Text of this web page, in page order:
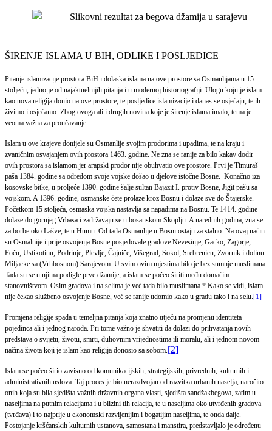
ŠIRENJE ISLAMA U BIH, ODLIKE I POSLJEDICE
Pitanje islamizacije prostora BiH i dolaska islama na ove prostore sa Osmanlijama u 15.
stoljeću, jedno je od najaktuelnijih pitanja i u modernoj historiografiji. Ulogu koju je islam
kao nova religija donio na ove prostore, te posljedice islamizacije i danas se osjećaju, te ih
živimo i osjećamo. Zbog ovoga ali i drugih novina koje je širenje islama imalo, tema je
veoma važna za proučavanje.
Islam u ove krajeve donijele su Osmanlije svojim prodorima i upadima, te na kraju i
zvaničnim osvajanjem ovih prostora 1463. godine. Ne zna se ranije za bilo kakav dodir
ovih prostora sa islamom jer arapski prodor nije obuhvatio ove prostore. Prvi je Timuraš
paša 1384. godine sa odredom svoje vojske došao u djelove istočne Bosne. Konačno iza
kosovske bitke, u proljeće 1390. godine šalje sultan Bajazit I. protiv Bosne, Jigit pašu sa
vojskom. A 1396. godine, osmanske čete prolaze kroz Bosnu i dolaze sve do Štajerske.
Početkom 15 stoljeća, osmaska vojska nastavlja sa napadima na Bosnu. Te 1414. godine
dolaze do gornjeg Vrbasa i zadržavaju se u bosanskom Skoplju. A narednih godina, zna se
za borbe oko Lašve, te u Humu. Od tada Osmanlije u Bosni ostaju za stalno. Na ovaj način
su Osmalnije i prije osvojenja Bosne posjedovale gradove Nevesinje, Gacko, Zagorje,
Foču, Ustikotinu, Podrinje, Plevlje, Čajniče, Višegrad, Sokol, Srebrenicu, Zvornik i dolinu
Miljacke sa (Vrhbosnom) Sarajevom. U svim ovim mjestima bilo je bez sumnje muslimana.
Tada su se u njima podigle prve džamije, a islam se počeo širiti među domaćim
stanovništvom. Osim gradova i na selima je već tada bilo muslimana.* Kako se vidi, islam
nije čekao službeno osvojenje Bosne, već se ranije udomio kako u gradu tako i na selu.[1]
Promjena religije spada u temeljna pitanja koja znatno utječu na promjenu identiteta
pojedinca ali i jednog naroda. Pri tome važno je shvatiti da dolazi do prihvatanja novih
predstava o svijetu, životu, smrti, duhovnim vrijednostima ili moralu, ali i jednom novom
načina života koji je islam kao religija donosio sa sobom.[2]
Islam se počeo širio zavisno od komunikacijskih, strategijskih, privrednih, kulturnih i
administrativnih uslova. Taj proces je bio nerazdvojan od razvitka urbanih naselja, naročito
onih koja su bila sjedišta važnih državnih organa vlasti, sjedišta sandžakbegova, zatim u
naseljima na putnim relacijama i u blizini tih relacija, te u naseljima oko utvrđenih gradova
(tvrđava) i to najprije u ekonomski razvijenijim i bogatijim naseljima, te onda dalje.
Postojanje kršćanskih kulturnih ustanova, samostana i manstira, predstavljalo je određenu